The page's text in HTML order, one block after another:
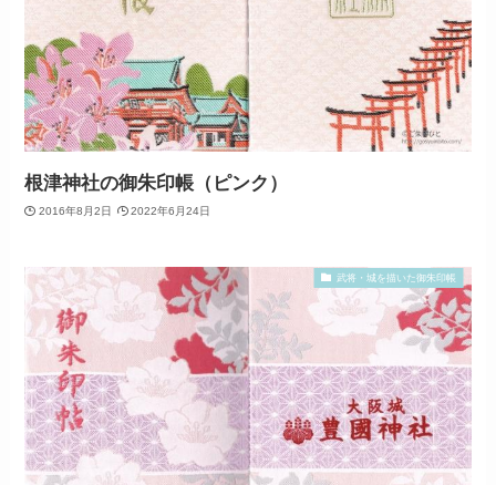
根津神社の御朱印帳（ピンク）
2016年8月2日 2022年6月24日
武将・城を描いた御朱印帳